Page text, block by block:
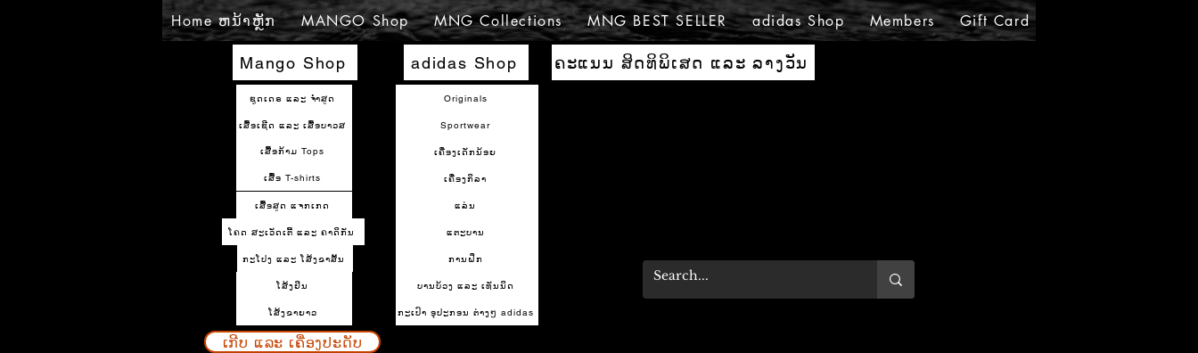
Home ຫນ້າຫຼັກ MANGO Shop MNG Collections MNG BEST SELLER adidas Shop Members Gift Card
Mango Shop
ຊຸດເດຣ ແລະ ຈຳສູດ
ເສື້ອກ້າມ Tops
ເສື້ອເຊີດ ແລະ ເສື້ອບາວສ
ເສື້ອ T-shirts
ເສື້ອສູດ ແຈກເກດ
ໂຄດ ສະເວັດເຕີ້ ແລະ ຄາດິກັນ
ກະໂປງ ແລະ ໂສ້ງຂາສັ້ນ
ໂສ້ງຢິນ
ໂສ້ງຂາຍາວ
adidas Shop ຄະແນນ ສິດທິພິເສດ ແລະ ລາງວັນ
Originals
Sportwear
ເຄື່ອງເດັກນ້ອຍ
ເຄື່ອງກິລາ
ແລ່ນ
ແຕະບານ
ການຝຶກ
ບານບ້ວງ ແລະ ເທັນນິດ
ກະເປົາ ອຸປະກອນ ຕ່າງໆ adidas
ເກີບ ແລະ ເຄື່ອງປະດັບ